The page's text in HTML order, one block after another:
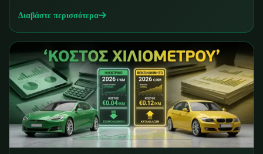
Διαβάστε περισσότερα